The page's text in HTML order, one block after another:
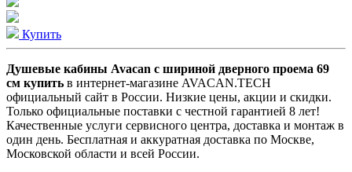
Купить
Душевые кабины Avacan с шириной дверного проема 69
см купить в интернет-магазине AVACAN.TECH
официальный сайт в России. Низкие цены, акции и скидки.
Только официальные поставки c честной гарантией 8 лет!
Качественные услуги сервисного центра, доставка и монтаж в
один день. Бесплатная и аккуратная доставка по Москве,
Московской области и всей России.